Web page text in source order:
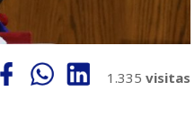
1.335 visitas